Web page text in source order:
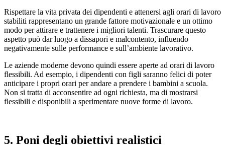
Rispettare la vita privata dei dipendenti e attenersi agli orari di lavoro
stabiliti rappresentano un grande fattore motivazionale e un ottimo
modo per attirare e trattenere i migliori talenti. Trascurare questo
aspetto può dar luogo a dissapori e malcontento, influendo
negativamente sulle performance e sull’ambiente lavorativo.
Le aziende moderne devono quindi essere aperte ad orari di lavoro
flessibili. Ad esempio, i dipendenti con figli saranno felici di poter
anticipare i propri orari per andare a prendere i bambini a scuola.
Non si tratta di acconsentire ad ogni richiesta, ma di mostrarsi
flessibili e disponibili a sperimentare nuove forme di lavoro.
5. Poni degli obiettivi realistici